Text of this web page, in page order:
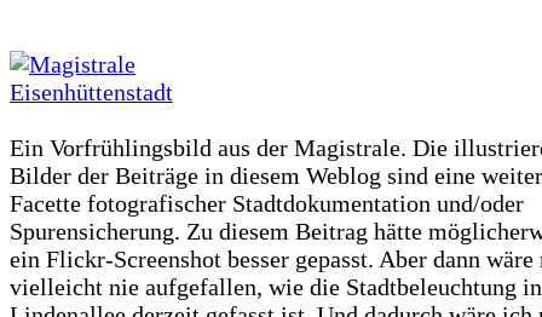
Ein Vorfrühlingsbild aus der Magistrale. Die
Bilder der Beiträge in diesem Weblog sind eine
Facette fotografischer Stadtdokumentation und/oder
Spurensicherung. Zu diesem Beitrag hätte
ein Flickr-Screenshot besser gepasst. Aber dann
vielleicht nie aufgefallen, wie die Stadtbeleuchtung